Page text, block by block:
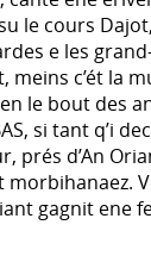
le cours
e les
meins c’ét la
le bout des
si tant q’i
prés d’An
morbihanaez.
gagnit ene